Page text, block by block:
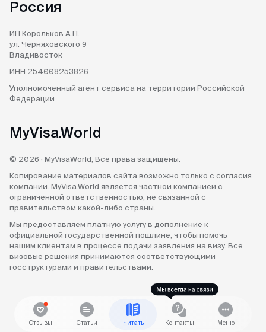
Отзывы Статьи Читать Контакты Меню
Россия
ИП Корольков А.П.
ул. Черняховского 9
Владивосток
ИНН 254008253826
Уполномоченный агент сервиса на территории Российской
Федерации
MyVisa.World
© 2026 · MyVisaWorld, Все права защищены.
Копирование материалов сайта возможно только с согласия
компании. MyVisa.World является частной компанией с
ограниченной ответственностью, не связанной с
правительством какой-либо страны.
Мы предоставляем платную услугу в дополнение к
официальной государственной пошлине, чтобы помочь
нашим клиентам в процессе подачи заявления на визу. Все
визовые решения принимаются соответствующими
госструктурами и правительствами.